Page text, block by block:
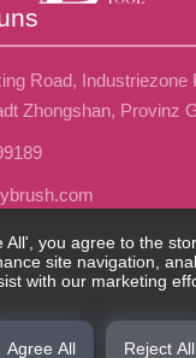
Road, Industriezone
Zhongshan, Provinz
© 2023
All', you agree to the
site navigation,
with our marketing
Agree All Reject All